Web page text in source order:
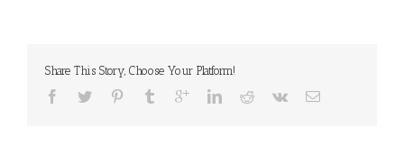
Share This Story, Choose Your Platform!